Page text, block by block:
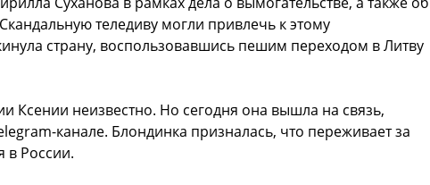
теледиву могли привлечь к этому
страну, воспользовавшись пешим переходом в Литву
Ксении неизвестно. Но сегодня она вышла на связь,
канале. Блондинка призналась, что переживает за
в России.